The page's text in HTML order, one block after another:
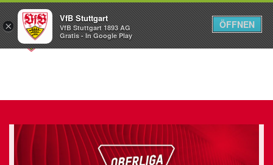
Menü
×
VfB Stuttgart
VfB Stuttgart 1893 AG
Gratis - In Google Play
ÖFFNEN